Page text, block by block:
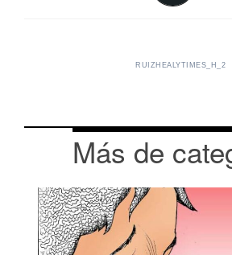
RUIZHEALYTIMES_H_2
Más de